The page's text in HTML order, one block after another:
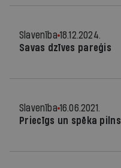
Slavenība 18.12.2024.
Savas dzīves pareģis
Slavenība 16.06.2021.
Priecīgs un spēka pilns